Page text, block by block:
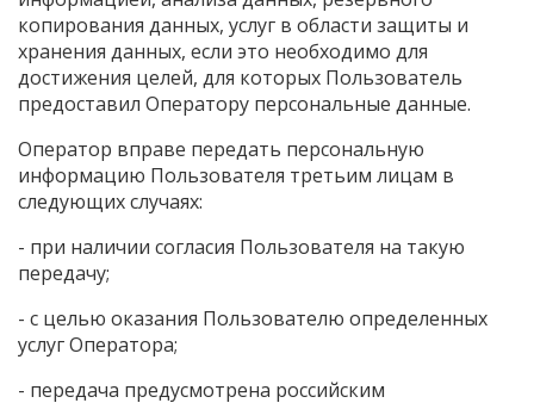
копирования данных, услуг в области защиты и
хранения данных, если это необходимо для
достижения целей, для которых Пользователь
предоставил Оператору персональные данные.
Оператор вправе передать персональную
информацию Пользователя третьим лицам в
следующих случаях:
- при наличии согласия Пользователя на такую
передачу;
- с целью оказания Пользователю определенных
услуг Оператора;
- передача предусмотрена российским